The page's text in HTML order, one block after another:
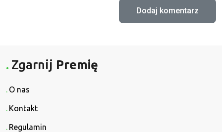
Zgarnij Premię
O nas
Kontakt
Regulamin